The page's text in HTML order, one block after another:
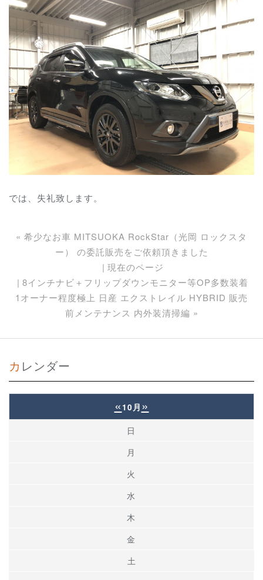
では、失礼致します。
« 希少なお車 MITSUOKA RockStar（光岡 ロックスタ
ー） の委託販売をご依頼頂きました
現在のページ
8インチナビ＋フリップダウンモニター等OP多数装着
1オーナー程度極上 日産 エクストレイル HYBRID 販売
前メンテナンス 内外装清掃編 »
カレンダー
« 10月 »
日
月
火
水
木
金
土